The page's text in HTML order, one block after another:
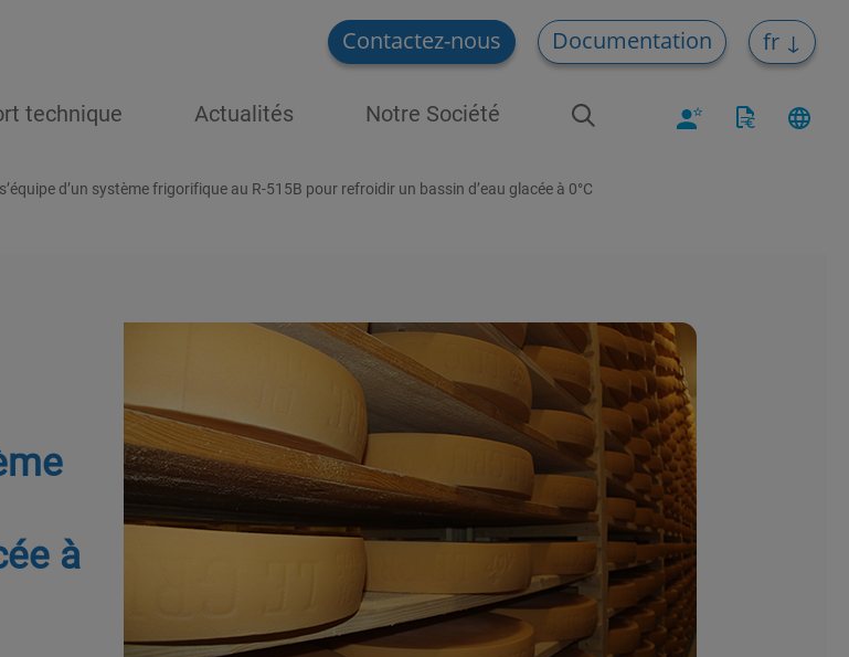
Contactez-nous Documentation fr
technique Actualités Notre Société
d’un système frigorifique au R-515B pour refroidir un bassin d’eau glacée à 0°C
à